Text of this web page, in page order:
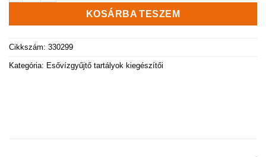
KOSÁRBA TESZEM
Cikkszám: 330299
Kategória: Esővízgyűjtő tartályok kiegészítői